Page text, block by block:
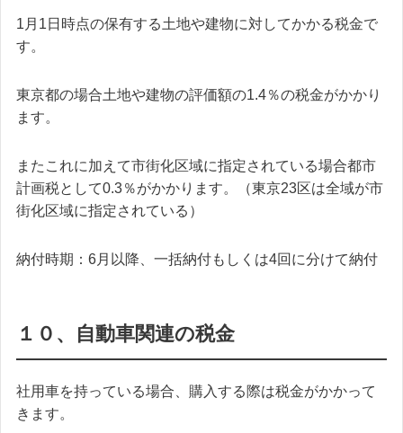
1月1日時点の保有する土地や建物に対してかかる税金で
す。
東京都の場合土地や建物の評価額の1.4％の税金がかかり
ます。
またこれに加えて市街化区域に指定されている場合都市
計画税として0.3％がかかります。（東京23区は全域が市
街化区域に指定されている）
納付時期：6月以降、一括納付もしくは4回に分けて納付
１０、自動車関連の税金
社用車を持っている場合、購入する際は税金がかかって
きます。